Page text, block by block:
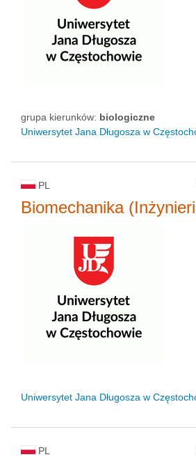
grupa kierunków: biologiczne
Uniwersytet Jana Długosza w
PL
Biomechanika
Uniwersytet Jana Długosza w
PL